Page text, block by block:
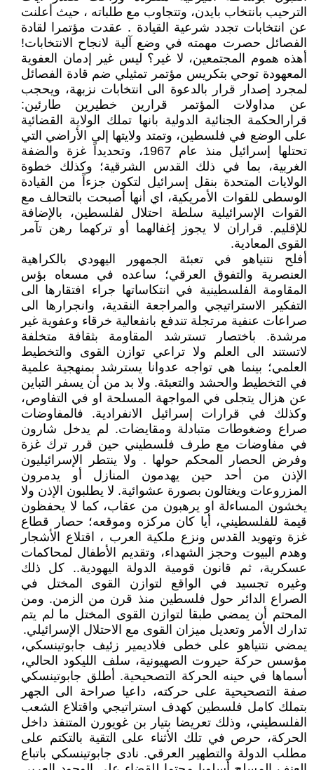
الترحيب بانتخاب بايدن، وتتجاوب مع طلباته ، حيث أعلنت
عن انتخابات تجدد شرعية القيادة . عقدت مؤتمرا لقادة
الفصائل حصرت مهمته في وضع آلية لانجاح الانتخابات!
أهذه هموم المجتمعين، لا غير؟ ليس غير إدمان العفوية
المعهودة توحي بتكريس مؤتمر تمثيلي ضم قادة الفصائل
لمجرد إصدار قرار بالدعوة الى انتخابات نزبهة، ويحجب
عن مداولات المؤتمر قرارين خطيرين طارئين:
قرارالحكمة الجنائية الدولية بانها تملك الولاية القضائية
على الوضع في فلسطين، وتمتد ولايتها إلى الأراضي التي
تحتلها إسرائيل منذ عام 1967، وتحديداً غزة والضفة
الغربية، بما في ذلك القدس الشرقية؛ وكذلك خطوة
الولايات المتحدة بنقل إسرائيل لتكون جزءاً من القيادة
الوسطى للقوات الأمريكية، اي أنها أصبحت بالتحالف مع
القوات الإسرائيلية سلطة احتلال لفلسطين، بالإضافة
للإقليم. قراران لا يجوز إغفالهما أو تركهما رهن تآمر
القوى المعادية.
أفلح نتنياهو في تعبئة الجمهور اليهودي بالكراهية
العنصرية والتفوق العرقي؛ ساعده في مسعاه بؤس
المقاومة الفلسطينية في انتكاساتها جراء افتقارها الى
التفكير الاستراتيجي والمراجعة النقدية، وانجرارها الى
صراعات عنفية مرتجلة تندفع بانفعالية خرقاء وعفوية غير
مرشدة. باختصار تسترشد المقاومة بثقافة متخلفة
لاتستند الى العلم ولا تراعي توازن القوى والتخطيط
العلمي؛ بينما هي تواجه عدوانا يسترشد بمنهجية علمية
في التخطيط والحشد والتعبئة. ولا بد من أن يسفر التباين
عن هزال يتجلى في المواجهة المسلحة او في التفاوص،
وكذلك في قرارات إسرائيل الانفرادية. فالمفاوضات
صراع وضغوطات متبادلة ومقايضات. لم يدخل شارون
في مفاوضات مع طرف فلسطيني حين قرر ترك غزة
وفرض الحصار المحكم حولها . ولا ينتطر الإسرائيليون
الإذن من أحد حين يهدمون المنازل أو يدمرون
المزروعات ويغتالون بصورة عشوائية. لا يطلبون الإذن ولا
يخشون المساءلة او يرهبون من عقاب، كما لا يحفظون
قيمة للفلسطيني، أيا كان مركزه وموقعه؛ حصار قطاع
غزة وتهويد القدس ونزع ملكية العرب ، اقتلاع الأشجار
وهدم البيوت وحجز الشهداء، وتقديم الأطفال لمحاكمات
عسكرية، ثم قانون قومية الدولة اليهودية.. كل ذلك
وغيره تجسيد في الواقع لتوازن القوى المختل في
الصراع الدائر حول فلسطين منذ قرن من الزمن. ومن
المحتم أن يمضي طبقا لتوازن القوى المختل ما لم يتم
تدارك الأمر وتعديل ميزان القوى مع الاحتلال الإسرائيلي.
يمضي نتنياهو على خطى فلاديمير زئيف جابوتينسكي،
مؤسس حركة حيروت الصهيونية، سلف الليكود الحالي،
أسماها في حينه الحركة التصحيحية. أطلق جابوتينسكي
صفة التصحيحية على حركته، داعيا صراحة الى الجهر
بتملك كامل فلسطين كهدف استراتيجي واقتلاع الشعب
الفلسطيني، وذلك تعريضا بتيار بن غويورن المتنفذ داخل
الحركة، حرص في تلك الأثناء على التقية بالتكتم على
مطلب الدولة والتطهير العرقي. نادى جابوتينسكي باتباع